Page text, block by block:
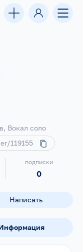
Вокал соло
119155
подписки
0
Написать